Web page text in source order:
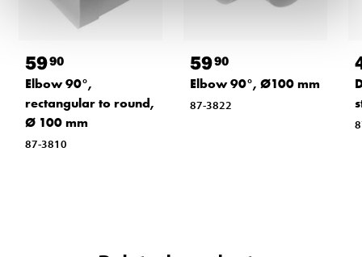
5990
Elbow 90°,
rectangular to round,
Ø 100 mm
87-3810
5990
Elbow 90°, Ø100 mm
87-3822